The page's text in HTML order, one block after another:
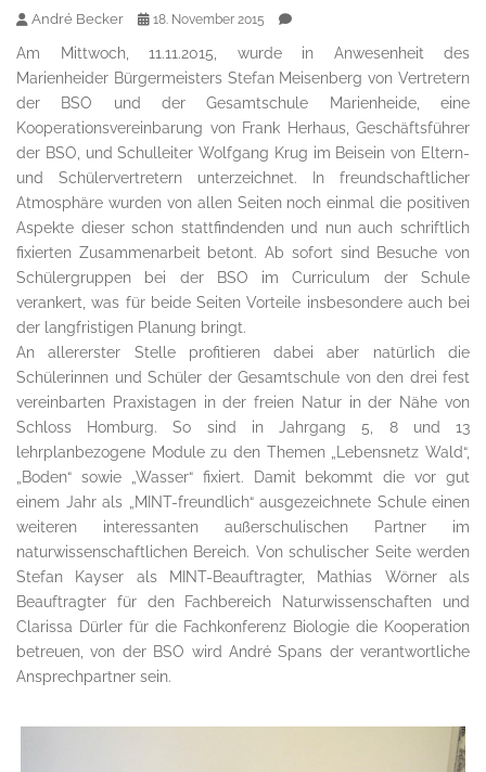
André Becker 18. November 2015
Am Mittwoch, 11.11.2015, wurde in Anwesenheit des
Marienheider Bürgermeisters Stefan Meisenberg von Vertretern
der BSO und der Gesamtschule Marienheide, eine
Kooperationsvereinbarung von Frank Herhaus, Geschäftsführer
der BSO, und Schulleiter Wolfgang Krug im Beisein von Eltern-
und Schülervertretern unterzeichnet. In freundschaftlicher
Atmosphäre wurden von allen Seiten noch einmal die positiven
Aspekte dieser schon stattfindenden und nun auch schriftlich
fixierten Zusammenarbeit betont. Ab sofort sind Besuche von
Schülergruppen bei der BSO im Curriculum der Schule
verankert, was für beide Seiten Vorteile insbesondere auch bei
der langfristigen Planung bringt.
An allererster Stelle profitieren dabei aber natürlich die
Schülerinnen und Schüler der Gesamtschule von den drei fest
vereinbarten Praxistagen in der freien Natur in der Nähe von
Schloss Homburg. So sind in Jahrgang 5, 8 und 13
lehrplanbezogene Module zu den Themen „Lebensnetz Wald“,
„Boden“ sowie „Wasser“ fixiert. Damit bekommt die vor gut
einem Jahr als „MINT-freundlich“ ausgezeichnete Schule einen
weiteren interessanten außerschulischen Partner im
naturwissenschaftlichen Bereich. Von schulischer Seite werden
Stefan Kayser als MINT-Beauftragter, Mathias Wörner als
Beauftragter für den Fachbereich Naturwissenschaften und
Clarissa Dürler für die Fachkonferenz Biologie die Kooperation
betreuen, von der BSO wird André Spans der verantwortliche
Ansprechpartner sein.